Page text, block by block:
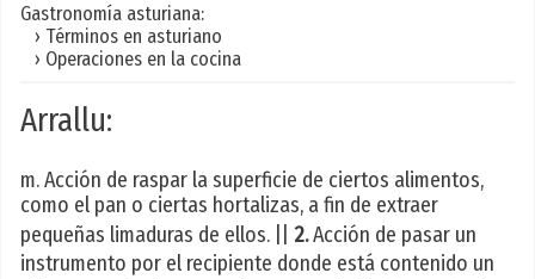
Gastronomía asturiana:
› Términos en asturiano
› Operaciones en la cocina
Arrallu:
m. Acción de raspar la superficie de ciertos alimentos,
como el pan o ciertas hortalizas, a fin de extraer
pequeñas limaduras de ellos. || 2.Acción de pasar un
instrumento por el recipiente donde está contenido un